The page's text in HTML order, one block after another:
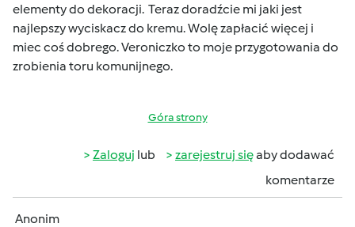
elementy do dekoracji. Teraz doradźcie mi jaki jest
najlepszy wyciskacz do kremu. Wolę zapłacić więcej i
miec coś dobrego. Veroniczko to moje przygotowania do
zrobienia toru komunijnego.
Góra strony
Zaloguj lub zarejestruj sięaby dodawać
komentarze
Anonim